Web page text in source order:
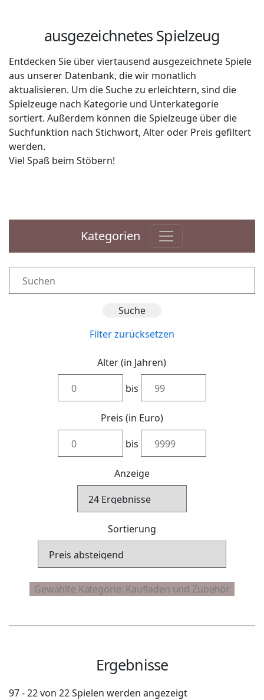
ausgezeichnetes Spielzeug
Entdecken Sie über viertausend ausgezeichnete Spiele
aus unserer Datenbank, die wir monatlich
aktualisieren. Um die Suche zu erleichtern, sind die
Spielzeuge nach Kategorie und Unterkategorie
sortiert. Außerdem können die Spielzeuge über die
Suchfunktion nach Stichwort, Alter oder Preis gefiltert
werden.
Viel Spaß beim Stöbern!
Kategorien
Filter zurücksetzen
Alter (in Jahren)
bis
Preis (in Euro)
bis
Anzeige
Sortierung
Ergebnisse
97 - 22 von 22 Spielen werden angezeigt